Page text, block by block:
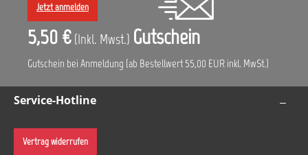
Jetzt anmelden
5,50 € (Inkl. Mwst.) Gutschein
Gutschein bei Anmeldung (ab Bestellwert 55,00 EUR inkl. MwSt.)
Service-Hotline
Vertrag widerrufen